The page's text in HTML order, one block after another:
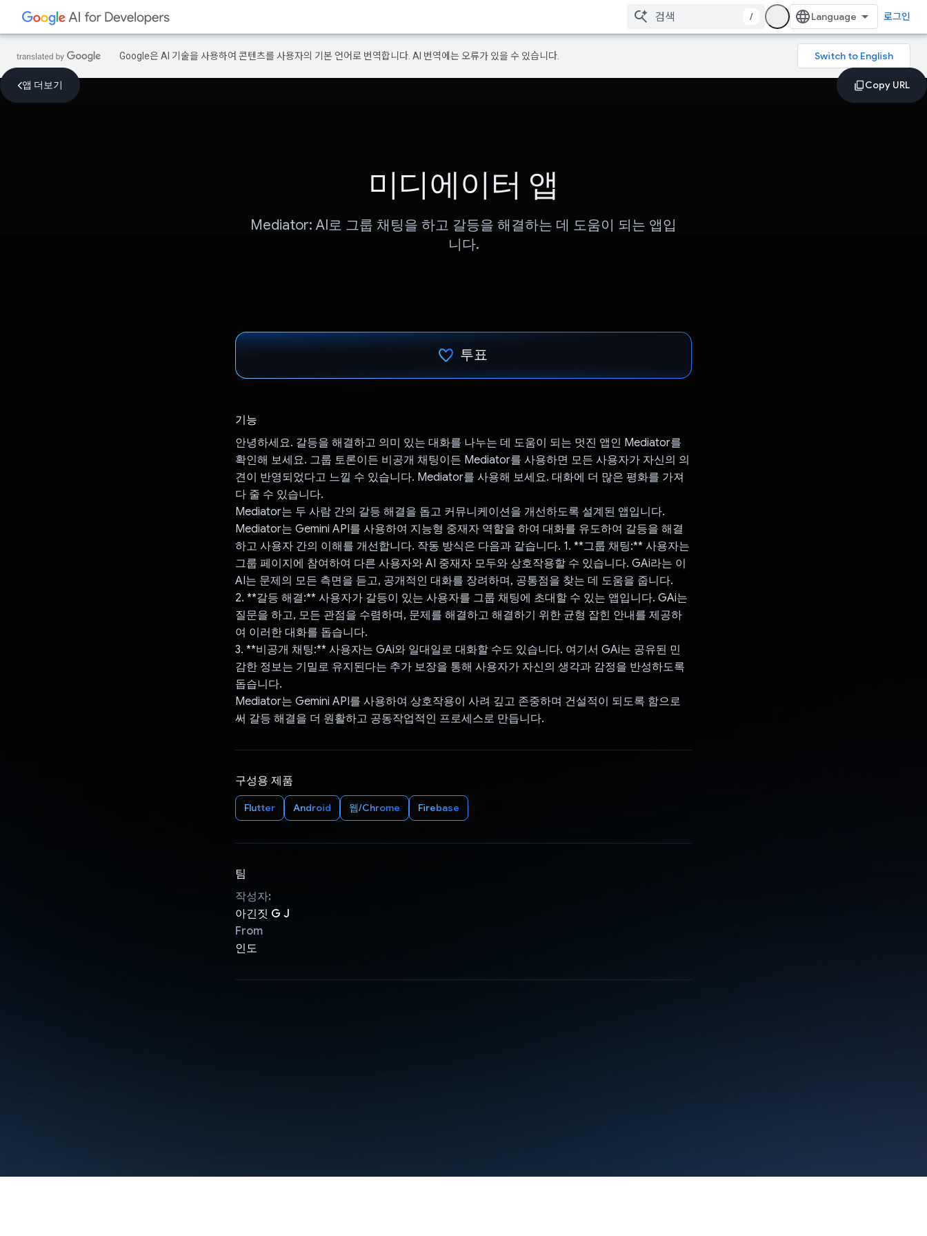
/ 로그인
Google은 AI 기술을 사용하여 콘텐츠를 사용자의 기본 언어로 번역합니다. AI 번역에는 오류가 있을 수 있습니다.
앱 더보기
미디에이터 앱
Mediator: AI로 그룹 채팅을 하고 갈등을 해결하는 데 도움이 되는 앱입
니다.
투표
기능
안녕하세요. 갈등을 해결하고 의미 있는 대화를 나누는 데 도움이 되는 멋진 앱인 Mediator를
확인해 보세요. 그룹 토론이든 비공개 채팅이든 Mediator를 사용하면 모든 사용자가 자신의 의
견이 반영되었다고 느낄 수 있습니다. Mediator를 사용해 보세요. 대화에 더 많은 평화를 가져
다 줄 수 있습니다.
Mediator는 두 사람 간의 갈등 해결을 돕고 커뮤니케이션을 개선하도록 설계된 앱입니다.
Mediator는 Gemini API를 사용하여 지능형 중재자 역할을 하여 대화를 유도하여 갈등을 해결
하고 사용자 간의 이해를 개선합니다. 작동 방식은 다음과 같습니다. 1. **그룹 채팅:** 사용자는
그룹 페이지에 참여하여 다른 사용자와 AI 중재자 모두와 상호작용할 수 있습니다. GAi라는 이
AI는 문제의 모든 측면을 듣고, 공개적인 대화를 장려하며, 공통점을 찾는 데 도움을 줍니다.
2. **갈등 해결:** 사용자가 갈등이 있는 사용자를 그룹 채팅에 초대할 수 있는 앱입니다. GAi는
질문을 하고, 모든 관점을 수렴하며, 문제를 해결하고 해결하기 위한 균형 잡힌 안내를 제공하
여 이러한 대화를 돕습니다.
3. **비공개 채팅:** 사용자는 GAi와 일대일로 대화할 수도 있습니다. 여기서 GAi는 공유된 민
감한 정보는 기밀로 유지된다는 추가 보장을 통해 사용자가 자신의 생각과 감정을 반성하도록
돕습니다.
Mediator는 Gemini API를 사용하여 상호작용이 사려 깊고 존중하며 건설적이 되도록 함으로
써 갈등 해결을 더 원활하고 공동작업적인 프로세스로 만듭니다.
구성용 제품
Flutter Android 웹/Chrome Firebase
팀
작성자:
아긴짓 G J
From
인도